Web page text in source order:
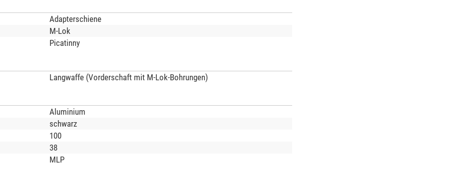
Adapterschiene
M-Lok
Picatinny
Langwaffe (Vorderschaft mit M-Lok-Bohrungen)
Aluminium
schwarz
100
38
MLP